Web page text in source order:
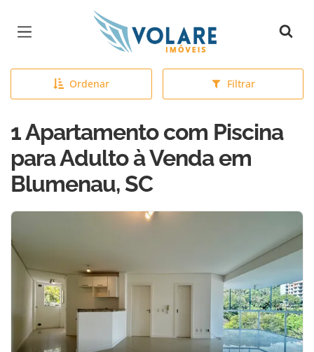
Página inicial
Ordenar Filtrar
1 Apartamento com Piscina
para Adulto à Venda em
Blumenau, SC